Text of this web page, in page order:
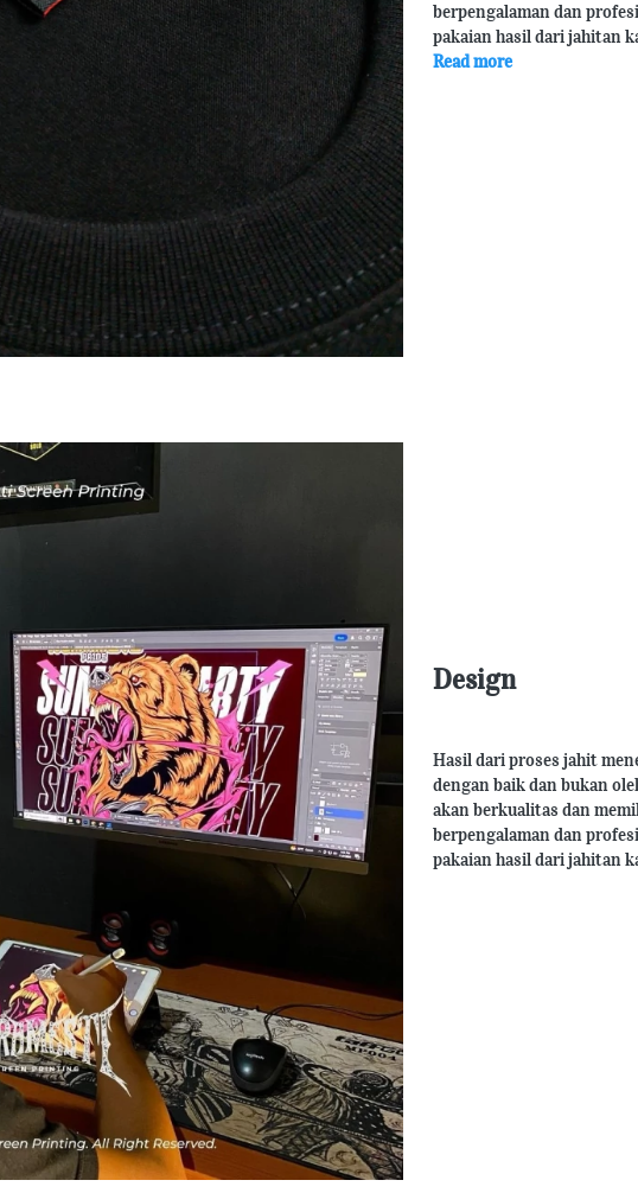
berpengalaman dan
pakaian hasil dari jahitan
Read more
Design
Hasil dari proses jahit
dengan baik dan bukan
akan berkualitas dan
berpengalaman dan
pakaian hasil dari jahitan